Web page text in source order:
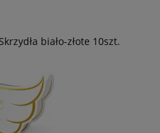
biało-złote 10szt.